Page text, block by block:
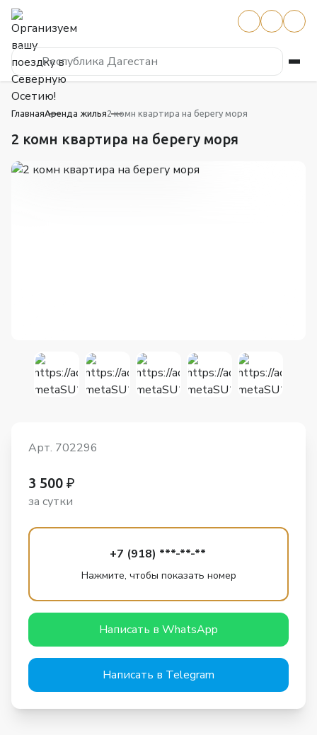
Республика Дагестан
ГлавнаяАренда жилья2 комн квартира на берегу моря
2 комн квартира на берегу моря
Арт. 702296
3 500 ₽
за сутки
+7 (918) ***-**-**
Нажмите, чтобы показать номер
Написать в WhatsApp
Написать в Telegram